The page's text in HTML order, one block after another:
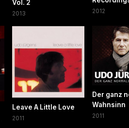
Vol. 2
2013 2012
Leave A Little Love
2011
Der ganz
Wahnsinn
2011